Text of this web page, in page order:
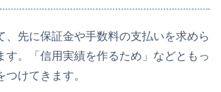
、先に保証金や手数料の支払いを求めら
す。「信用実績を作るため」などともっ
つけてきます。